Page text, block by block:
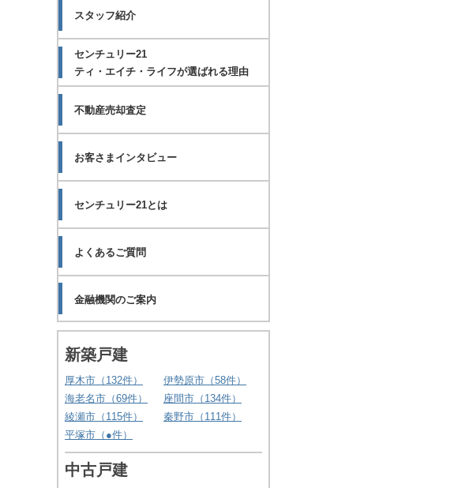
2026.08.06
綾瀬市寺尾
新築一戸建て
会員登録してこの物件を見る
2026.08.06
綾瀬市小園
新築一戸建て
会員登録してこの物件を見る
中古一戸建て
2026.08.06
マンション
会員登録してこの物件を見る
スタッフ紹介
センチュリー21
ティ・エイチ・ライフが選ばれる理由
不動産売却査定
お客さまインタビュー
センチュリー21とは
よくあるご質問
金融機関のご案内
新築戸建
厚木市（ 132件） 伊勢原市（58件）
海老名市（69件） 座間市（ 134件）
綾瀬市（ 115件） 秦野市（ 111件）
平塚市（ ●件）
中古戸建